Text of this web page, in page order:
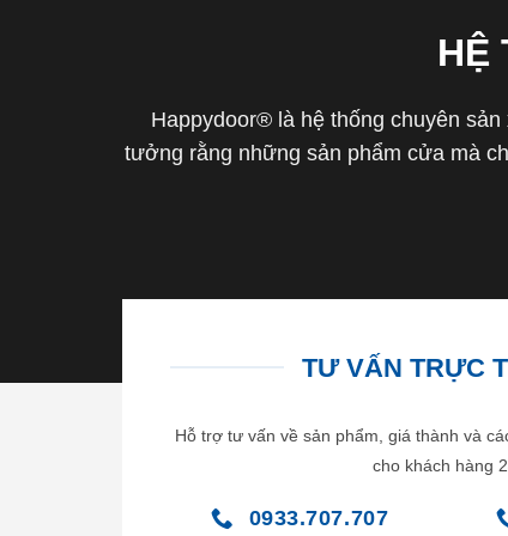
HỆ
Happydoor® là hệ thống chuyên
tưởng rằng những sản phẩm cửa mà
TƯ VẤN TRỰC
Hỗ trợ tư vấn về sản phẩm, giá thành và
cho khách hàng
0933.707.707